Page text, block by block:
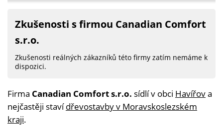
Zkušenosti s firmou Canadian Comfort
s.r.o.
Zkušenosti reálných zákazníků této firmy zatím nemáme k
dispozici.
Firma Canadian Comfort s.r.o. sídlí v obci Havířova
nejčastěji stavídřevostavby v Moravskoslezském
kraji.